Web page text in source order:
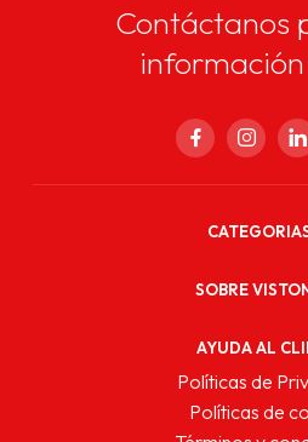
Contáctanos
información
SOBRE
AYUDA AL
Políticas de
Políticas de